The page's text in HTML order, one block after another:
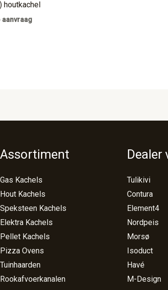
houtkachel
aanvraag
Assortiment
Gas Kachels
Hout Kachels
Speksteen Kachels
Elektra Kachels
Pellet Kachels
Pizza Ovens
Tuinhaarden
Rookafvoerkanalen
Dealer
Tulikivi
Contura
Element4
Nordpeis
Morsø
Isoduct
Havé
M-Design